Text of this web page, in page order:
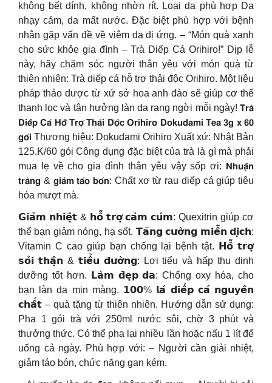
không bết dính, không nhờn rít. Loại da phù hợp Da
nhạy cảm, da mất nước. Đặc biệt phù hợp với bệnh
nhân gặp vấn đề về viêm da dị ứng. – “Món quà xanh
cho sức khỏe gia đình – Trà Diếp Cá Orihiro!” Dịp lễ
này, hãy chăm sóc người thân yêu với món quà từ
thiên nhiên: Trà diếp cá hỗ trợ thải độc Orihiro. Một liệu
pháp thảo dược từ xứ sở hoa anh đào sẽ giúp cơ thể
thanh lọc và tận hưởng làn da rạng ngời mỗi ngày! 𝗧𝗿𝗮̀
𝗗𝗶𝗲̂́𝗽 𝗖𝗮́ 𝗛𝗼̂̃ 𝗧𝗿𝗼̛̣ 𝗧𝗵𝗮̉𝗶 𝗗̄𝗼̣̂𝗰 𝗢𝗿𝗶𝗵𝗶𝗿𝗼 𝗗𝗼𝗸𝘂𝗱𝗮𝗺𝗶 𝗧𝗲𝗮 𝟯𝗴 𝘅 𝟲𝟬
𝗴𝗼́𝗶 Thương hiệu: Dokudami Orihiro Xuất xứ: Nhật Bản
125.K/60 gói Công dụng đặc biệt của trà là gì mà phải
mua lẹ về cho gia đình thân yêu vậy sốp ơi: 𝗡𝗵𝘂𝗮̣̂𝗻
𝘁𝗿𝗮̀𝗻𝗴 & 𝗴𝗶𝗮̉𝗺 𝘁𝗮́𝗼 𝗯𝗼́𝗻: Chất xơ từ rau diếp cá giúp tiêu
hóa mượt mà.
𝗚𝗶𝗮̉𝗺 𝗻𝗵𝗶𝗲̣̂𝘁 & 𝗵𝗼̂̃ 𝘁𝗿𝗼̛̣ 𝗰𝗮̉𝗺 𝗰𝘂́𝗺: Quexitrin giúp cơ
thể bạn giảm nóng, hạ sốt. 𝗧𝗮̆𝗻𝗴 𝗰𝘂̛𝗼̛̀𝗻𝗴 𝗺𝗶𝗲̂̃𝗻 𝗱𝗶̣𝗰𝗵:
Vitamin C cao giúp bạn chống lại bệnh tật. 𝗛𝗼̂̃ 𝘁𝗿𝗼̛̣
𝘀𝗼̉𝗶 𝘁𝗵𝗮̣̂𝗻 & 𝘁𝗶𝗲̂̉𝘂 𝗱̄𝘂̛𝗼̛̀𝗻𝗴: Lợi tiểu và hấp thu dinh
dưỡng tốt hơn. 𝗟𝗮̀𝗺 𝗱̄𝗲̣𝗽 𝗱𝗮: Chống oxy hóa, cho
bạn làn da mịn màng. 𝟭𝟬𝟬% 𝗹𝗮́ 𝗱𝗶𝗲̂́𝗽 𝗰𝗮́ 𝗻𝗴𝘂𝘆𝗲̂𝗻
𝗰𝗵𝗮̂́𝘁 – quà tặng từ thiên nhiên. Hướng dẫn sử dụng:
Pha 1 gói trà với 250ml nước sôi, chờ 3 phút và
thưởng thức. Có thể pha lại nhiều lần hoặc nấu 1 lít để
uống cả ngày. Phù hợp với: – Người cần giải nhiệt,
giảm táo bón, chức năng gan kém.